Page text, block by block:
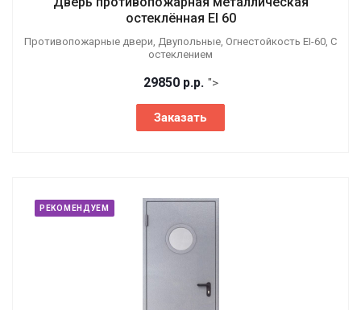
остеклённая EI 60
Противопожарные двери, Двупольные, Огнестойкость EI-60, С
остеклением
29850 р.р. ">
Заказать
РЕКОМЕНДУЕМ